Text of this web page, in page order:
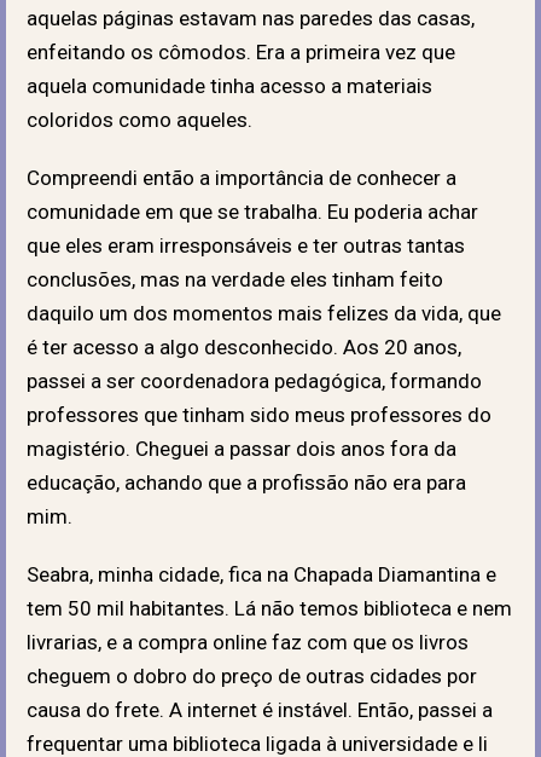
aquelas páginas estavam nas paredes das casas,
enfeitando os cômodos. Era a primeira vez que
aquela comunidade tinha acesso a materiais
coloridos como aqueles.
Compreendi então a importância de conhecer a
comunidade em que se trabalha. Eu poderia achar
que eles eram irresponsáveis e ter outras tantas
conclusões, mas na verdade eles tinham feito
daquilo um dos momentos mais felizes da vida, que
é ter acesso a algo desconhecido. Aos 20 anos,
passei a ser coordenadora pedagógica, formando
professores que tinham sido meus professores do
magistério. Cheguei a passar dois anos fora da
educação, achando que a profissão não era para
mim.
Seabra, minha cidade, fica na Chapada Diamantina e
tem 50 mil habitantes. Lá não temos biblioteca e nem
livrarias, e a compra online faz com que os livros
cheguem o dobro do preço de outras cidades por
causa do frete. A internet é instável. Então, passei a
frequentar uma biblioteca ligada à universidade e li